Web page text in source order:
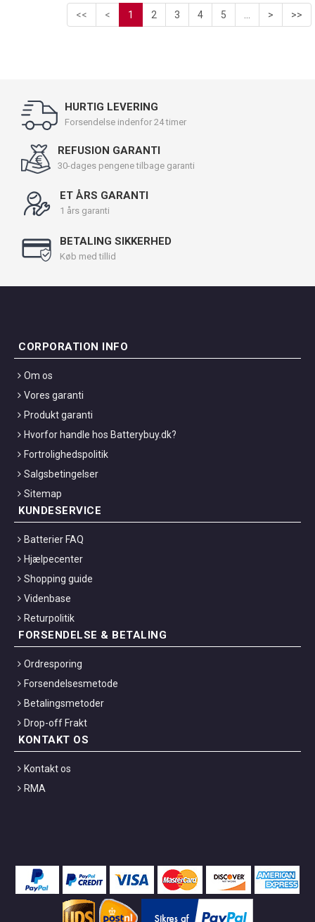
<< < 1 2 3 4 5 > >>
HURTIG LEVERING
Forsendelse indenfor 24 timer
REFUSION GARANTI
30-dages pengene tilbage garanti
ET ÅRS GARANTI
1 års garanti
BETALING SIKKERHED
Køb med tillid
CORPORATION INFO
Om os
Vores garanti
Produkt garanti
Hvorfor handle hos Batterybuy.dk?
Fortrolighedspolitik
Salgsbetingelser
Sitemap
KUNDESERVICE
Batterier FAQ
Hjælpecenter
Shopping guide
Videnbase
Returpolitik
FORSENDELSE & BETALING
Ordresporing
Forsendelsesmetode
Betalingsmetoder
Drop-off Frakt
KONTAKT OS
Kontakt os
RMA